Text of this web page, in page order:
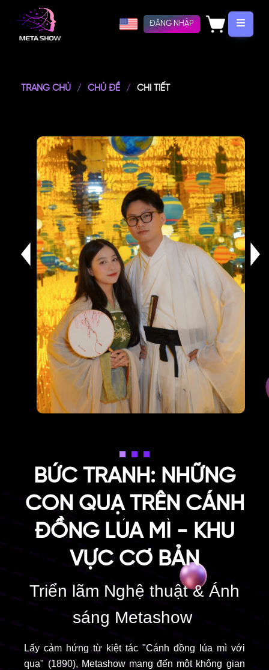
ĐĂNG NHẬP
TRANG CHỦ CHỦ ĐỀ CHI TIẾT
BỨC TRANH: NHỮNG
CON QUẠ TRÊN CÁNH
ĐỒNG LÚA MÌ - KHU
VỰC CƠ BẢN
Triển lãm Nghệ thuật & Ánh
sáng Metashow
Lấy cảm hứng từ kiệt tác "Cánh đồng lúa mì với
quạ" (1890), Metashow mang đến một không gian